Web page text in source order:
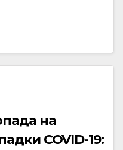
на
COVID-19: